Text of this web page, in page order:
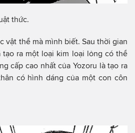
thức.
vật thể mà mình biết. Sau thời gian
tạo ra một loại kim loại lỏng có thể
cấp cao nhất của Yozoru là tạo ra
có hình dáng của một con côn